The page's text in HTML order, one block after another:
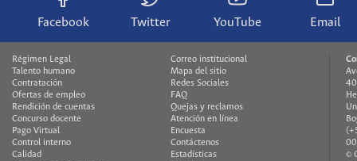
Facebook Twitter YouTube Email
Régimen Legal
Talento humano
Contratación
Ofertas de empleo
Rendición de cuentas
Concurso docente
Pago Virtual
Control interno
Calidad
Correo institucional
Mapa del sitio
Redes Sociales
FAQ
Quejas y reclamos
Atención en línea
Encuesta
Contáctenos
Estadísticas
©